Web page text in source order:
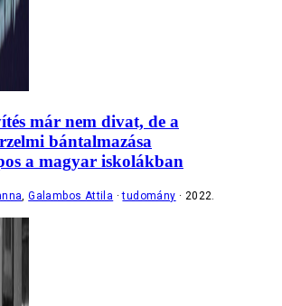
már nem divat, de a
bántalmazása
a magyar iskolákban
Galambos Attila tudomány
2022.